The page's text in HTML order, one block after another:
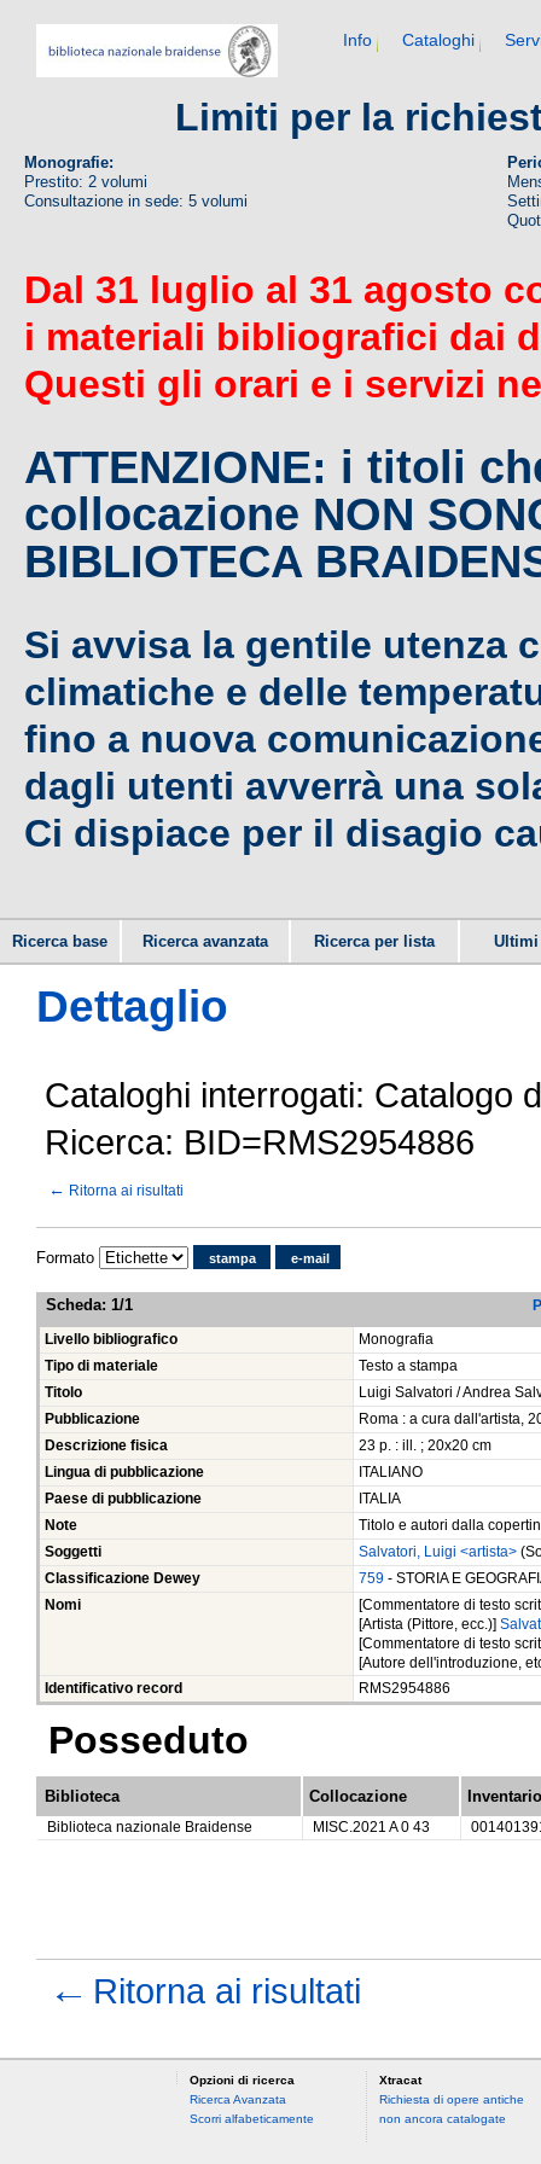
Info Cataloghi
Limiti per la
Monografie:
Prestito: 2 volumi
Consultazione in sede: 5 volumi
Dal 31 luglio al 31 agosto
i materiali bibliografici dai
Questi gli orari e i servizi
ATTENZIONE: i titoli
collocazione NON
BIBLIOTECA
Si avvisa la gentile utenza
climatiche e delle
fino a nuova
dagli utenti avverrà una
Ci dispiace per il disagio
Ricerca base Ricerca avanzata Ricerca per lista
Dettaglio
Cataloghi interrogati: Catalogo
Ricerca: BID=RMS2954886
← Ritorna ai risultati
Formato stampa e-mail
Scheda: 1/1
Livello bibliografico
Monografia
Tipo di materiale
Testo a stampa
Titolo
Luigi Salvatori / Andrea
Pubblicazione
Roma : a cura dall'artista,
Descrizione fisica
23 p. : ill. ; 20x20 cm
Lingua di pubblicazione
ITALIANO
Paese di pubblicazione
ITALIA
Note
Titolo e autori dalla
Soggetti
Salvatori, Luigi <artista>
Classificazione Dewey
759 - STORIA E
Nomi
[Commentatore di testo
[Artista (Pittore, ecc.)]
[Commentatore di testo
[Autore dell'introduzione,
Identificativo record
RMS2954886
Posseduto
Biblioteca Collocazione Inventario
Biblioteca nazionale Braidense MISC.2021 A 0 43
← Ritorna ai risultati
Opzioni di ricerca
Ricerca Avanzata
Scorri alfabeticamente
Xtracat
Richiesta di opere antiche
non ancora catalogate